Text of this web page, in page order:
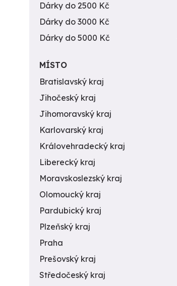
Dárky do 2500 Kč
Dárky do 3000 Kč
Dárky do 5000 Kč
MÍSTO
Bratislavský kraj
Jihočeský kraj
Jihomoravský kraj
Karlovarský kraj
Královehradecký kraj
Liberecký kraj
Moravskoslezský kraj
Olomoucký kraj
Pardubický kraj
Plzeňský kraj
Praha
Prešovský kraj
Středočeský kraj